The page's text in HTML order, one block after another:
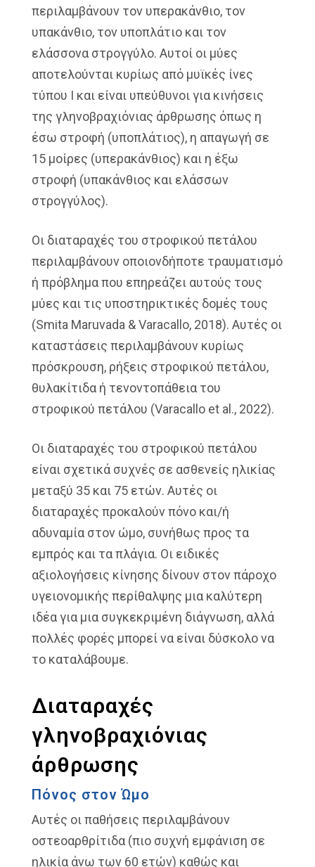
περιλαμβάνουν τον υπερακάνθιο, τον
υπακάνθιο, τον υποπλάτιο και τον
ελάσσονα στρογγύλο. Αυτοί οι μύες
αποτελούνται κυρίως από μυϊκές ίνες
τύπου Ι και είναι υπεύθυνοι για κινήσεις
της γληνοβραχιόνιας άρθρωσης όπως η
έσω στροφή (υποπλάτιος), η απαγωγή σε
15 μοίρες (υπερακάνθιος) και η έξω
στροφή (υπακάνθιος και ελάσσων
στρογγύλος).
Οι διαταραχές του στροφικού πετάλου
περιλαμβάνουν οποιονδήποτε τραυματισμό
ή πρόβλημα που επηρεάζει αυτούς τους
μύες και τις υποστηρικτικές δομές τους
(Smita Maruvada & Varacallo, 2018). Αυτές οι
καταστάσεις περιλαμβάνουν κυρίως
πρόσκρουση, ρήξεις στροφικού πετάλου,
θυλακίτιδα ή τενοντοπάθεια του
στροφικού πετάλου (Varacallo et al., 2022).
Οι διαταραχές του στροφικού πετάλου
είναι σχετικά συχνές σε ασθενείς ηλικίας
μεταξύ 35 και 75 ετών. Αυτές οι
διαταραχές προκαλούν πόνο και/ή
αδυναμία στον ώμο, συνήθως προς τα
εμπρός και τα πλάγια. Οι ειδικές
αξιολογήσεις κίνησης δίνουν στον πάροχο
υγειονομικής περίθαλψης μια καλύτερη
ιδέα για μια συγκεκριμένη διάγνωση, αλλά
πολλές φορές μπορεί να είναι δύσκολο να
το καταλάβουμε.
Διαταραχές
γληνοβραχιόνιας
άρθρωσης
Πόνος στον Ώμο
Αυτές οι παθήσεις περιλαμβάνουν
οστεοαρθρίτιδα (πιο συχνή εμφάνιση σε
ηλικία άνω των 60 ετών) καθώς και